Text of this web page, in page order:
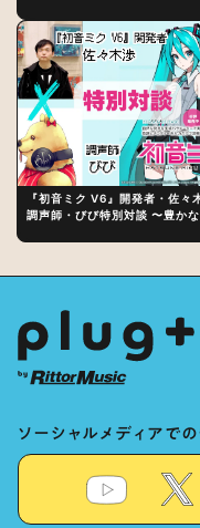
『初音ミク V6』開発者・佐々
調声師・びび特別対談 〜豊かな
ソーシャルメディアで